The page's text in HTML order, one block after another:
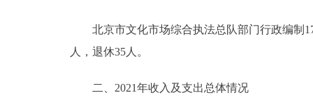
北京市文化市场综合执法总队部门行政编制
人，退休35人。
二、2021年收入及支出总体情况